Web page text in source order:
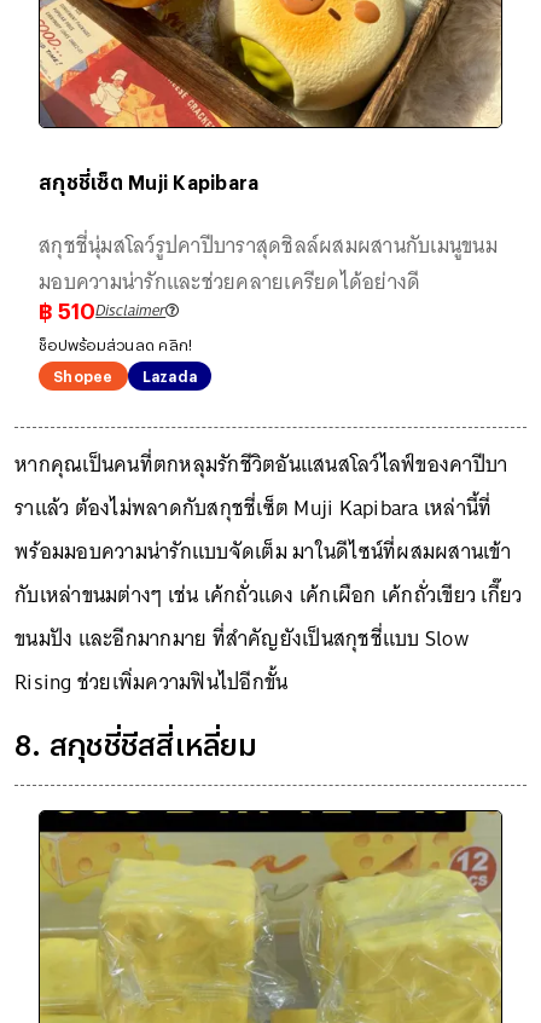
สกุชชี่เซ็ต Muji Kapibara
สกุชชี่นุ่มสโลว์รูปคาปีบาราสุดชิลล์ผสมผสานกับเมนูขนม
มอบความน่ารักและช่วยคลายเครียดได้อย่างดี
฿ 510Disclaimer
ช็อปพร้อมส่วนลด คลิก!
Shopee
Lazada
หากคุณเป็นคนที่ตกหลุมรักชีวิตอันแสนสโลว์ไลฟ์ของคาปีบา
ราแล้ว ต้องไม่พลาดกับสกุชชี่เซ็ต Muji Kapibara เหล่านี้ที่
พร้อมมอบความน่ารักแบบจัดเต็ม มาในดีไซน์ที่ผสมผสานเข้า
กับเหล่าขนมต่างๆ เช่น เค้กถั่วแดง เค้กเผือก เค้กถั่วเขียว เกี๊ยว
ขนมปัง และอีกมากมาย ที่สำคัญยังเป็นสกุชชี่แบบ Slow
Rising ช่วยเพิ่มความฟินไปอีกขั้น
8. สกุชชี่ชีสสี่เหลี่ยม